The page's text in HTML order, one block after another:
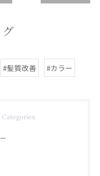
#髪質改善 #カラー
Categories